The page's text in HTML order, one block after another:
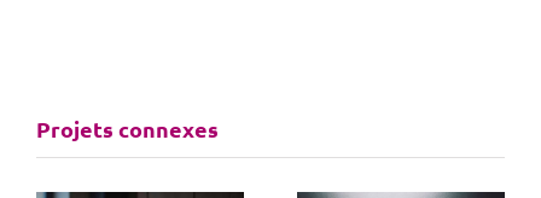
Projets connexes